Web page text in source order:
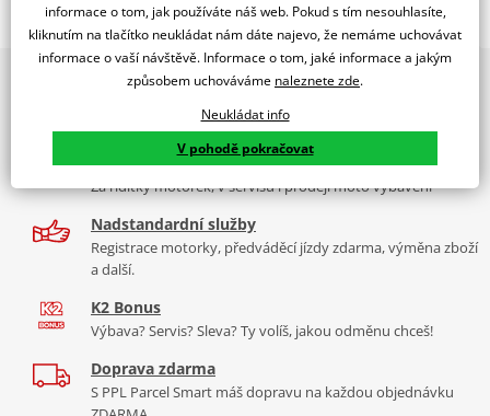
WINDSHIELD MOD. RAFALE KAWASAKI ER6N 12' C/BLACK
Tabulka velikostí
Co když mi to nebude
PDF Aerodynamic test
Mounting tips
PUIG byl založen v roce 1964 ve Španělsku. Vyrábí se ve městě
Granollers poblíž Barcelony na ploše 8 000 m² v objektu, který se
dělí na 3 části: komerční, odlitkovou a kovových součástek. Již 40
let se účastní nejslavnějších závodů motocyklů po celém světě. V
naší nabídce naleznete doplňky a příslušenství například: plexi,
padací protektory a mnoho dalšího.
Zobrazit všechny produktyznačky PUIG
2x multibrand showroom
díly, to vše v Praze a Liberci
Více než 30 let zkušeností
Za řídítky motorek, v servisu i prodeji moto vybavení
Nadstandardní služby
Registrace motorky, předváděcí jízdy zdarma, výměna zboží
a další.
K2 Bonus
Výbava? Servis? Sleva? Ty volíš, jakou odměnu chceš!
Doprava zdarma
S PPL Parcel Smart máš dopravu na každou objednávku
informace o tom, jak používáte náš web. Pokud s tím nesouhlasíte,
kliknutím na tlačítko neukládat nám dáte najevo, že nemáme uchovávat
informace o vaší návštěvě. Informace o tom, jaké informace a jakým
způsobem uchováváme naleznete zde.
Neukládat info
V pohodě pokračovat